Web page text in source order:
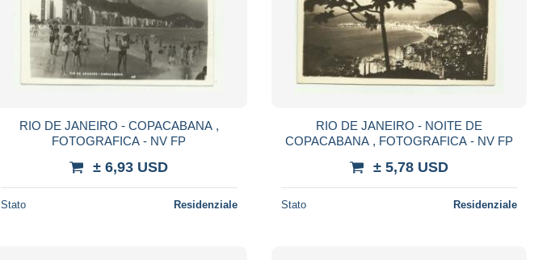
RIO DE JANEIRO - COPACABANA ,
FOTOGRAFICA - NV FP
± 6,93 USD
Stato Residenziale
RIO DE JANEIRO - NOITE DE
COPACABANA , FOTOGRAFICA - NV FP
± 5,78 USD
Stato Residenziale